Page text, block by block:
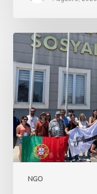
NGO
Ерасмус+
GANDALF
Green
Advocacy
for
Nature’s
Development
and
Learning